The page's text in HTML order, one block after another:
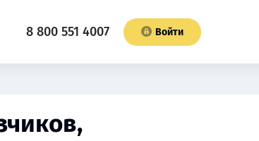
8 800 551 4007 Войти